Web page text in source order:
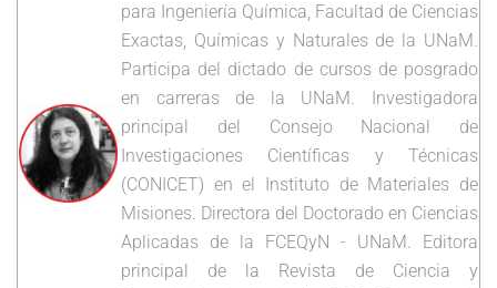
para Ingeniería Química, Facultad de Ciencias
Exactas, Químicas y Naturales de la UNaM.
Participa del dictado de cursos de posgrado
en carreras de la UNaM. Investigadora
principal del Consejo Nacional de
Investigaciones Científicas y Técnicas
(CONICET) en el Instituto de Materiales de
Misiones. Directora del Doctorado en Ciencias
Aplicadas de la FCEQyN - UNaM. Editora
principal de la Revista de Ciencia y